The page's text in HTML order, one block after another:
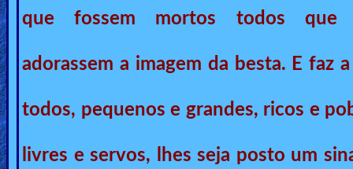
Godly
Movies
Videos
que fossem mortos todos que
adorassem a imagem da besta. E faz
todos, pequenos e grandes, ricos e
livres e servos, lhes seja posto um